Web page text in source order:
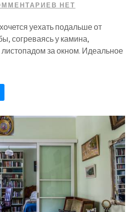
НЕТ
уехать подальше от
согреваясь у камина,
за окном. Идеальное